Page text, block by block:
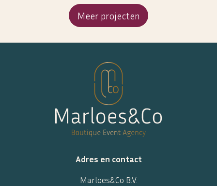
Meer projecten
Adres en contact
Marloes&Co B.V.